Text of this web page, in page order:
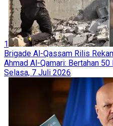
1
Brigade Al-Qassam Rilis
Ahmad Al-Qamari: Bertahan
Selasa, 7 Juli 2026